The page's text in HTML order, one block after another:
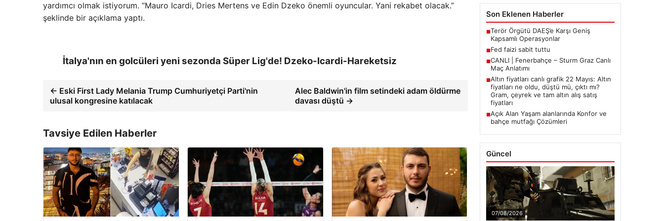
yardımcı olmak istiyorum. “Mauro Icardi, Dries Mertens ve Edin Dzeko önemli oyuncular. Yani rekabet olacak.”
şeklinde bir açıklama yaptı.
İtalya'nın en golcüleri yeni sezonda Süper Lig'de! Dzeko-Icardi-Hareketsiz
← Eski First Lady Melania Trump Cumhuriyetçi Parti'nin
ulusal kongresine katılacak
Alec Baldwin'in film setindeki adam öldürme
davası düştü →
Tavsiye Edilen Haberler
Son Eklenen Haberler
■Terör Örgütü DAEŞ’e Karşı Geniş
Kapsamlı Operasyonlar
■Fed faizi sabit tuttu
■CANLI | Fenerbahçe – Sturm Graz Canlı
Maç Anlatımı
■Altın fiyatları canlı grafik 22 Mayıs: Altın
fiyatları ne oldu, düştü mü, çıktı mı?
Gram, çeyrek ve tam altın alış satış
fiyatları
■Açık Alan Yaşam alanlarında Konfor ve
bahçe mutfağı Çözümleri
Güncel
07/08/2026